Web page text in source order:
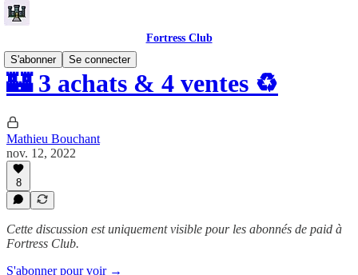
Fortress Club
S'abonner
Se connecter
🏰 3 achats & 4 ventes ♻️
Mathieu Bouchant
nov. 12, 2022
8
Cette discussion est uniquement visible pour les abonnés de paid à
Fortress Club.
S'abonner pour voir →